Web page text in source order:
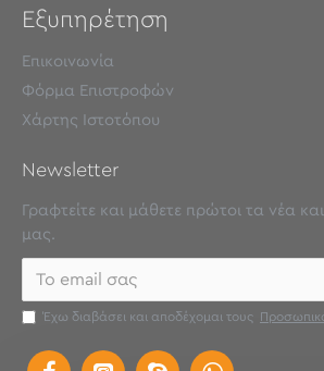
Εξυπηρέτηση
Επικοινωνία
Φόρμα Επιστροφών
Χάρτης Ιστοτόπου
Newsletter
Γραφτείτε και μάθετε πρώτοι τα νέα
μας.
Έχω διαβάσει και αποδέχομαι τους